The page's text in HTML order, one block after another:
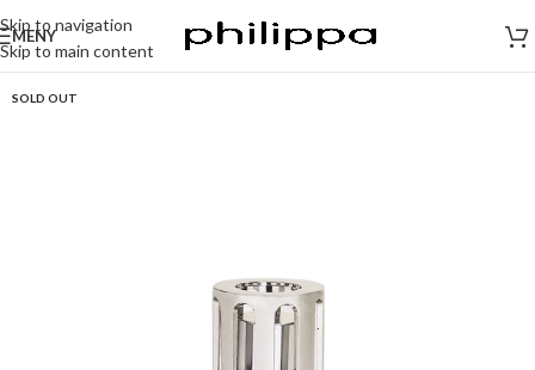
Skip to navigation
Skip to main content
MENY
SOLD OUT